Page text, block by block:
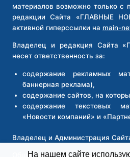
материалов возможно только с
редакции Сайта «ГЛАВНЫЕ
активной гиперссылки на main-
Владелец и редакция Сайта
несет ответственность за:
содержание рекламных
баннерная реклама),
содержание сайтов, на
содержание текстовых
«Новости компаний» и
Владелец и Администрация
Общество с
На нашем сайте